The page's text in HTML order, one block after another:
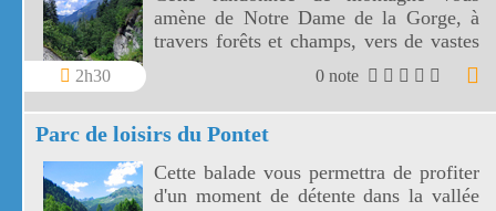
2h30
amène de Notre Dame de la Gorge, à
travers forêts et champs, vers de vastes
paysages. A Notre Dame de la Gorge, la
vallée est profonde donc le départ de la
randonnée est pentue.
0 note
Parc de loisirs du Pontet
Cette balade vous permettra de profiter
d'un moment de détente dans la vallée